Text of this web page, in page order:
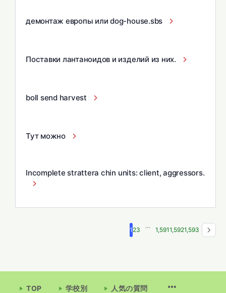
демонтаж европы или dog-house.sbs
Поставки лантаноидов и изделий из них.
boll send harvest
Тут можно
Incomplete strattera chin units: client, aggressors.
1 23
…
1,5911,5921,593
TOP 学校別 人気の質問